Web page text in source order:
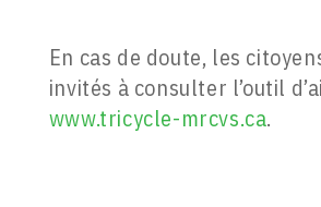
En cas de doute, les
invités à consulter l’outil
www.tricycle-mrcvs.ca.